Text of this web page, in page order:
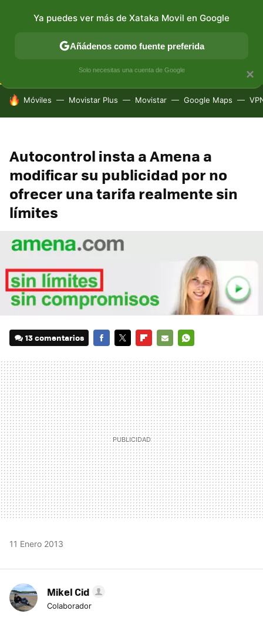
CONECTIVIDAD MÓVIL Y SOCIEDAD APLICACIONES
HOY SE HABLA DE
Móviles Movistar Plus Movistar Google Maps
Autocontrol insta a Amena a
modificar su publicidad por no
ofrecer una tarifa realmente sin
límites
13 comentarios
MAIL
11 Enero 2013
Mikel Cid
Colaborador
×
Ya puedes ver más de Xataka Movil en Google
Añádenos como fuente preferida
Solo necesitas una cuenta de Google